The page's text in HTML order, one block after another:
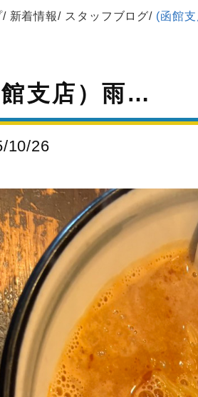
新着情報 スタッフブログ (函館
支店）雨…
10/26